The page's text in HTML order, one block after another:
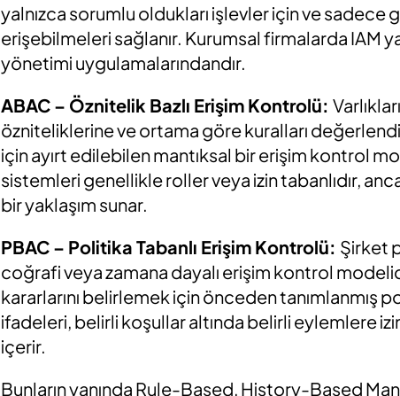
yalnızca sorumlu oldukları işlevler için ve
erişebilmeleri sağlanır. Kurumsal firmalarda IAM
yönetimi uygulamalarındandır.
ABAC – Öznitelik Bazlı Erişim Kontrolü:
özniteliklerine ve ortama göre kuralları
için ayırt edilebilen mantıksal bir erişim kontrol
sistemleri genellikle roller veya izin tabanlıdır,
bir yaklaşım sunar.
PBAC – Politika Tabanlı Erişim Kontrolü: Şirket
coğrafi veya zamana dayalı erişim kontrol
kararlarını belirlemek için önceden tanımlanmış
ifadeleri, belirli koşullar altında belirli eylemlere
içerir.
Bunların yanında Rule-Based, History-Based